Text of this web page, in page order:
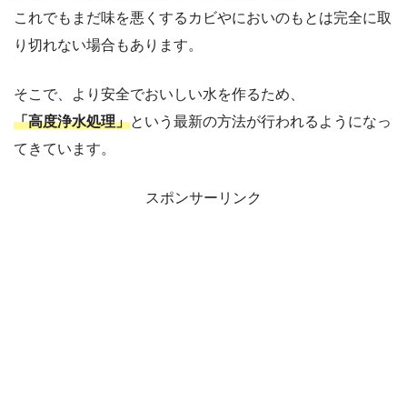
これでもまだ味を悪くするカビやにおいのもとは完全に取
り切れない場合もあります。
そこで、より安全でおいしい水を作るため、
「高度浄水処理」という最新の方法が行われるようになっ
てきています。
スポンサーリンク